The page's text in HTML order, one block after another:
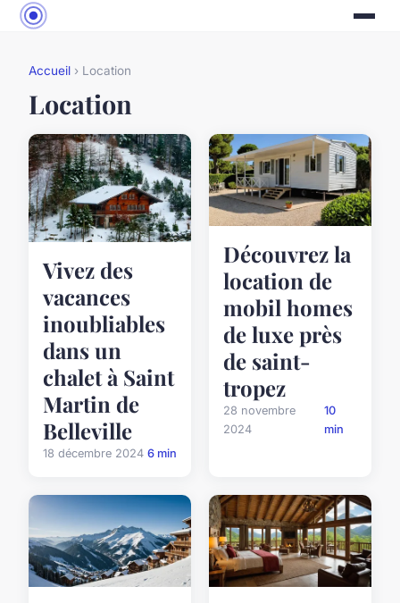
Accueil › Location
Location
Vivez des
vacances
inoubliables
dans un
chalet à Saint
Martin de
Belleville
18 décembre 2024 6 min
Découvrez la
location de
mobil homes
de luxe près
de saint-
tropez
28 novembre
2024
10
min